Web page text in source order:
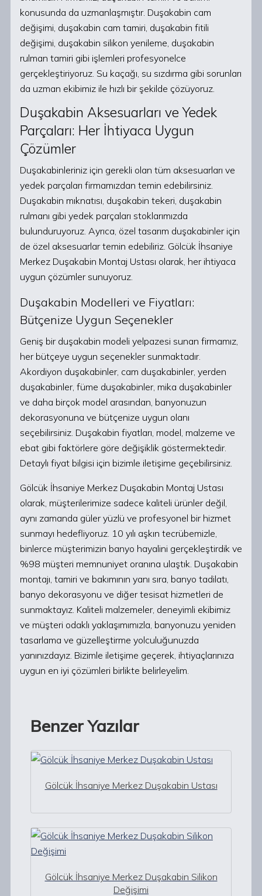
konusunda da uzmanlaşmıştır. Duşakabin cam
değişimi, duşakabin cam tamiri, duşakabin fitili
değişimi, duşakabin silikon yenileme, duşakabin
rulman tamiri gibi işlemleri profesyonelce
gerçekleştiriyoruz. Su kaçağı, su sızdırma gibi sorunları
da uzman ekibimiz ile hızlı bir şekilde çözüyoruz.
Duşakabin Aksesuarları ve Yedek
Parçaları: Her İhtiyaca Uygun
Çözümler
Duşakabinleriniz için gerekli olan tüm aksesuarları ve
yedek parçaları firmamızdan temin edebilirsiniz.
Duşakabin mıknatısı, duşakabin tekeri, duşakabin
rulmanı gibi yedek parçaları stoklarımızda
bulunduruyoruz. Ayrıca, özel tasarım duşakabinler için
de özel aksesuarlar temin edebiliriz. Gölcük İhsaniye
Merkez Duşakabin Montaj Ustası olarak, her ihtiyaca
uygun çözümler sunuyoruz.
Duşakabin Modelleri ve Fiyatları:
Bütçenize Uygun Seçenekler
Geniş bir duşakabin modeli yelpazesi sunan firmamız,
her bütçeye uygun seçenekler sunmaktadır.
Akordiyon duşakabinler, cam duşakabinler, yerden
duşakabinler, füme duşakabinler, mika duşakabinler
ve daha birçok model arasından, banyonuzun
dekorasyonuna ve bütçenize uygun olanı
seçebilirsiniz. Duşakabin fiyatları, model, malzeme ve
ebat gibi faktörlere göre değişiklik göstermektedir.
Detaylı fiyat bilgisi için bizimle iletişime geçebilirsiniz.
Gölcük İhsaniye Merkez Duşakabin Montaj Ustası
olarak, müşterilerimize sadece kaliteli ürünler değil,
aynı zamanda güler yüzlü ve profesyonel bir hizmet
sunmayı hedefliyoruz. 10 yılı aşkın tecrübemizle,
binlerce müşterimizin banyo hayalini gerçekleştirdik ve
%98 müşteri memnuniyet oranına ulaştık. Duşakabin
montajı, tamiri ve bakımının yanı sıra, banyo tadilatı,
banyo dekorasyonu ve diğer tesisat hizmetleri de
sunmaktayız. Kaliteli malzemeler, deneyimli ekibimiz
ve müşteri odaklı yaklaşımımızla, banyonuzu yeniden
tasarlama ve güzelleştirme yolculuğunuzda
yanınızdayız. Bizimle iletişime geçerek, ihtiyaçlarınıza
uygun en iyi çözümleri birlikte belirleyelim.
Benzer Yazılar
Gölcük İhsaniye Merkez Duşakabin Ustası
Gölcük İhsaniye Merkez Duşakabin Silikon
Değişimi